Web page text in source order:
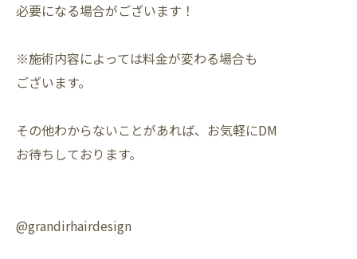
必要になる場合がございます！⁡
※施術内容によっては料金が変わる場合も⁡
ございます。⁡
その他わからないことがあれば、お気軽にDM⁡
お待ちしております。⁡
@grandirhairdesign⁡